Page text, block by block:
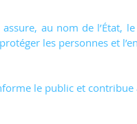
assure, au nom de
les personnes et
le public et contribue